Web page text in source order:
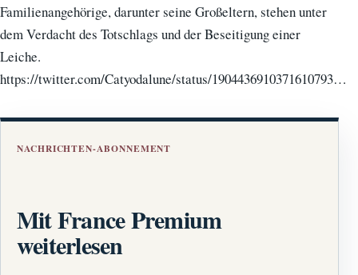
Familienangehörige, darunter seine Großeltern, stehen unter
dem Verdacht des Totschlags und der Beseitigung einer
Leiche.
https://twitter.com/Catyodalune/status/1904436910371610793…
NACHRICHTEN-ABONNEMENT
Mit France Premium
weiterlesen